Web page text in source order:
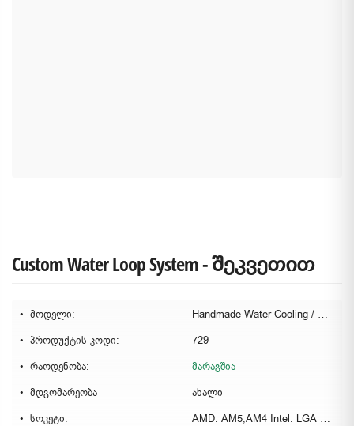
Custom Water Loop System - შეკვეთით
მოდელი:
Handmade Water Cooling / Custom Water Loop
პროდუქტის კოდი:
729
რაოდენობა:
მარაგშია
მდგომარეობა
ახალი
სოკეტი:
AMD: AM5,AM4 Intel: LGA 1851, 1700, 1200, 115x